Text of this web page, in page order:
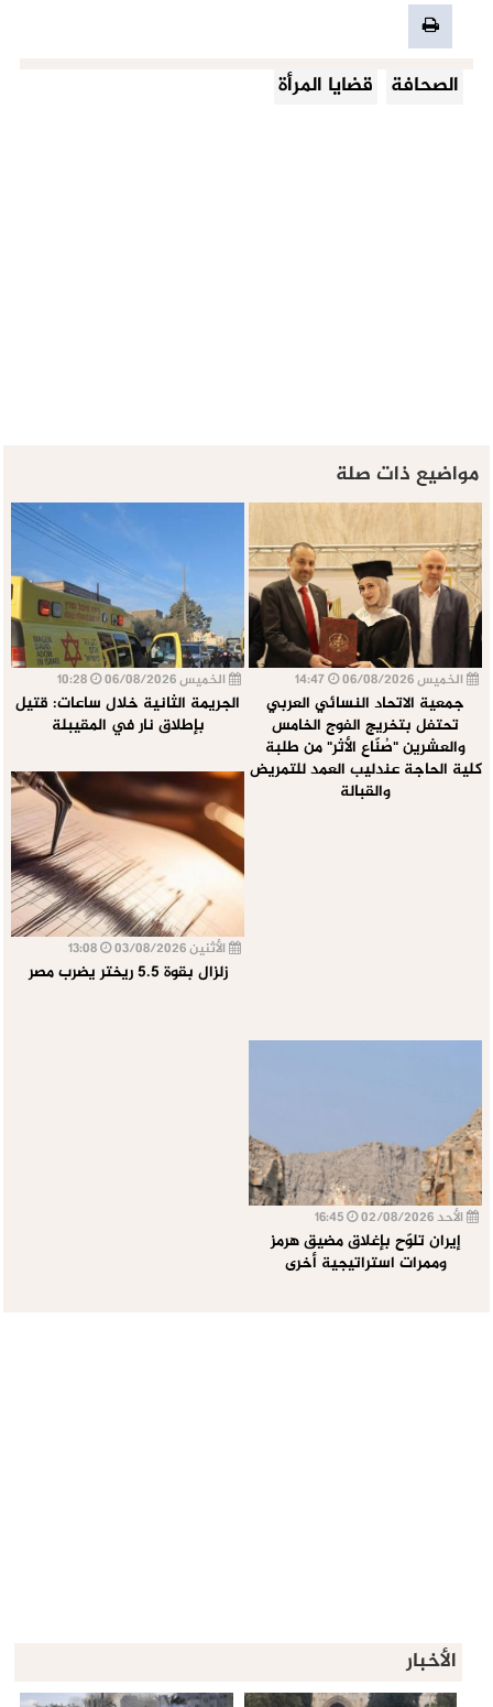
الصحافة قضايا المرأة
مواضيع ذات صلة
الخميس 06/08/2026
جمعية الاتحاد النسائي العربي
تحتفل بتخريج الفوج الخامس
والعشرين "صُنّاع الأثر" من طلبة
كلية الحاجة عندليب العمد للتمريض
والقبالة
الخميس 06/08/2026
الجريمة الثانية خلال ساعات: قتيل
بإطلاق نار في المقيبلة
الأثنين 03/08/2026
زلزال بقوة 5.5 ريختر يضرب مصر
الأحد 02/08/2026
إيران تلوّح بإغلاق مضيق هرمز
وممرات استراتيجية أخرى
الأخبار